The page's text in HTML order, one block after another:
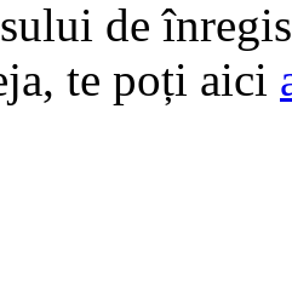
de
te poți aici